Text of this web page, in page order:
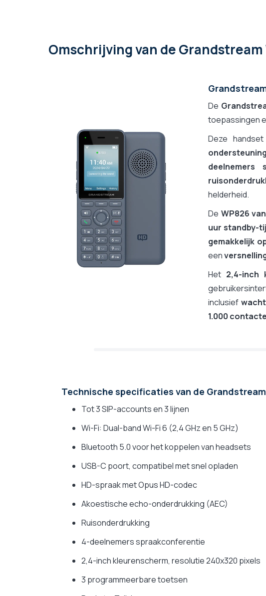
Omschrijvingvan de Grandstream
De
toepassingen
Deze
deelnemers
helderheid.
De WP826
uur standby-
gemakkelijk
een
Het 2,4-inch
inclusief
1.000
Technische specificaties van de
Tot 3 SIP-accounts en 3 lijnen
Wi-Fi: Dual-band Wi-Fi 6 (2,4 GHz en 5 GHz)
Bluetooth 5.0 voor het koppelen van headsets
USB-C poort, compatibel met snel opladen
HD-spraak met Opus HD-codec
Akoestische echo-onderdrukking (AEC)
Ruisonderdrukking
4-deelnemers spraakconferentie
2,4-inch kleurenscherm, resolutie 240x320 pixels
3 programmeerbare toetsen